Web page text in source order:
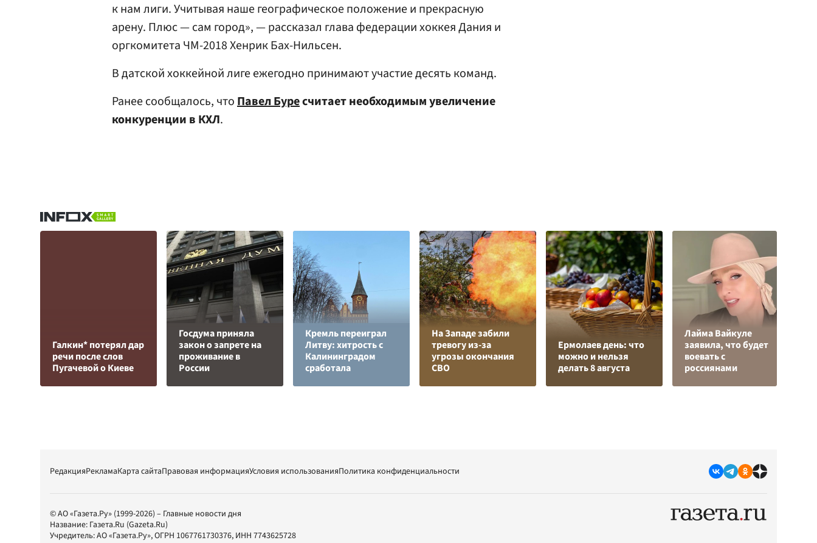
к нам лиги. Учитывая наше географическое положение и прекрасную
арену. Плюс — сам город», — рассказал глава федерации хоккея Дания и
оргкомитета ЧМ-2018 Хенрик Бах-Нильсен.
В датской хоккейной лиге ежегодно принимают участие десять команд.
Ранее сообщалось, чтоПавел Буресчитает необходимым увеличение
конкуренции в КХЛ.
Галкин* потерял дар
речи после слов
Пугачевой о Киеве
Госдума приняла
закон о запрете на
проживание в
России
Кремль переиграл
Литву: хитрость с
Калининградом
сработала
На Западе забили
тревогу из-за
угрозы окончания
СВО
Ермолаев день: что
можно и нельзя
делать 8 августа
Лайма Вайкуле
заявила, что будет
воевать с
россиянами
РедакцияРекламаКарта сайтаПравовая информацияУсловия использованияПолитика конфиденциальности
© АО «Газета.Ру» (1999-2026) – Главные новости дня
Название: Газета.Ru (Gazeta.Ru)
Учредитель:АО «Газета.Ру», ОГРН 1067761730376, ИНН 7743625728